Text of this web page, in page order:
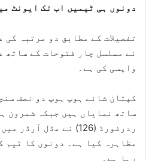
دونوں ہی ٹیمیں اب تک ایونٹ
تفصیلات کے مطابق دو مرتبہ
نے مسلسل چار فتوحات کے ساتھ
واپسی کی ہے۔
ردرفورڈ (126) نے مڈل
مظاہرہ کیا ہے۔ دونوں کا ٹیم
رہا ہے۔